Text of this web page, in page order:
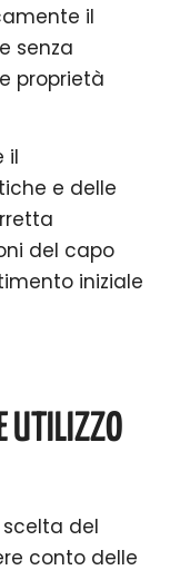
il
senza
proprietà
il
e delle
del capo
iniziale
UTILIZZO
del
conto delle